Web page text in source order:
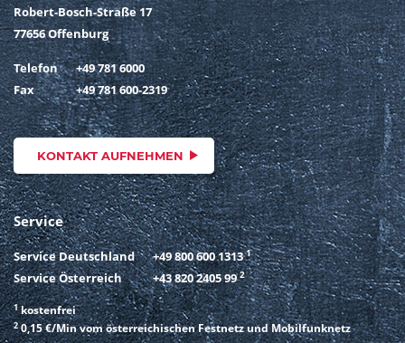
Robert-Bosch-Straße 17
77656 Offenburg
Telefon
+49 781 6000
Fax
+49 781 600-2319
KONTAKT AUFNEHMEN
Service
Service Deutschland +49 800 600 1313 1
Service Österreich +43 820 2405 99 2
1kostenfrei
20,15 €/Min vom österreichischen Festnetz und Mobilfunknetz